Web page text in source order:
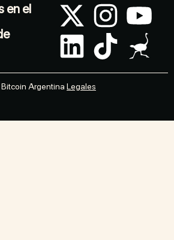
en el
Argentina Legales